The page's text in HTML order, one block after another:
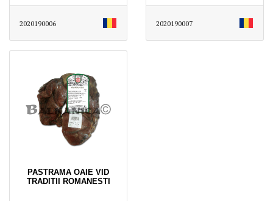
2020190006 2020190007
PASTRAMA OAIE VID
TRADITII ROMANESTI